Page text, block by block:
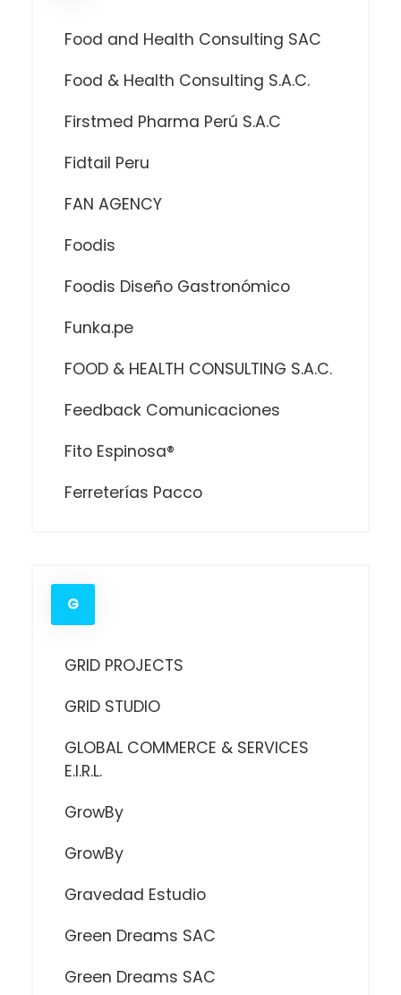
Food and Health Consulting SAC
Food & Health Consulting S.A.C.
Firstmed Pharma Perú S.A.C
Fidtail Peru
FAN AGENCY
Foodis
Foodis Diseño Gastronómico
Funka.pe
FOOD & HEALTH CONSULTING S.A.C.
Feedback Comunicaciones
Fito Espinosa®
Ferreterías Pacco
G
GRID PROJECTS
GRID STUDIO
GLOBAL COMMERCE & SERVICES
E.I.R.L.
GrowBy
GrowBy
Gravedad Estudio
Green Dreams SAC
Green Dreams SAC